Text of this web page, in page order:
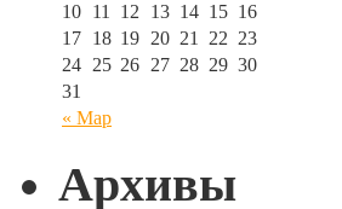
« Мар
10 11 12 13 14 15 16
17 18 19 20 21 22 23
24 25 26 27 28 29 30
31
Архивы